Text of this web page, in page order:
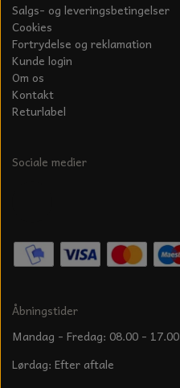
Salgs- og leveringsbetingelser
Cookies
Fortrydelse og reklamation
Kunde login
Om os
Kontakt
Returlabel
Sociale medier
Åbningstider
Mandag - Fredag: 08.00 - 17.00
Lørdag: Efter aftale